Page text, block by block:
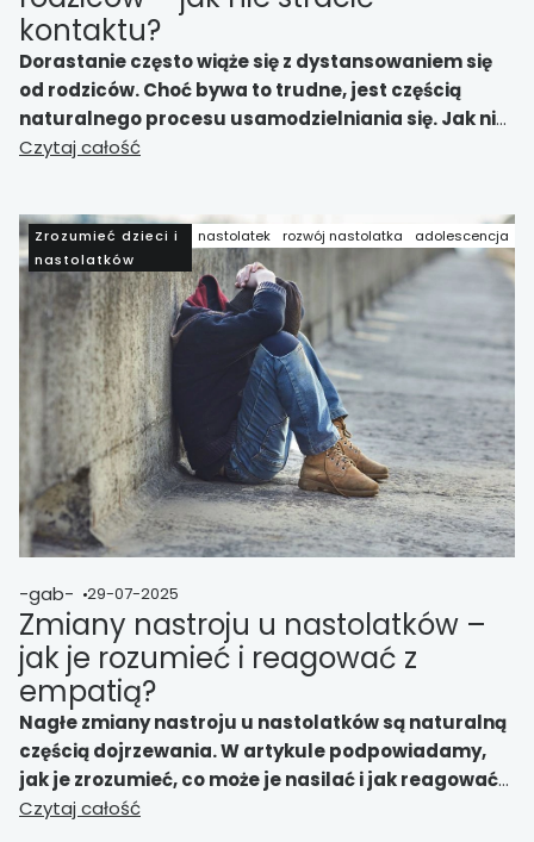
kontaktu?
Dorastanie często wiąże się z dystansowaniem się
od rodziców. Choć bywa to trudne, jest częścią
naturalnego procesu usamodzielniania się. Jak nie
stracić kontaktu i zachować więź, mimo że
Czytaj całość
Zrozumieć dzieci i
nastolatków
nastolatek rozwój nastolatka adolescencja
-gab- 29-07-2025
Zmiany nastroju u nastolatków –
jak je rozumieć i reagować z
empatią?
Nagłe zmiany nastroju u nastolatków są naturalną
częścią dojrzewania. W artykule podpowiadamy,
jak je zrozumieć, co może je nasilać i jak reagować z
empatią, by wspierać młodego człowieka bez
Czytaj całość